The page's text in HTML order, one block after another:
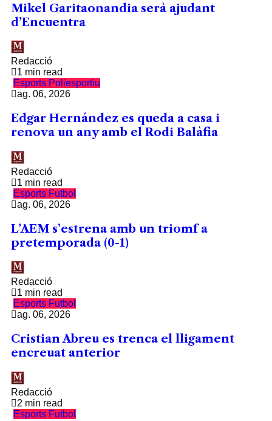
Mikel Garitaonandia serà ajudant
d’Encuentra
Redacció
1 min read
Esports Poliesportiu
ag. 06, 2026
Edgar Hernández es queda a casa i
renova un any amb el Rodi Balàfia
Redacció
1 min read
Esports Futbol
ag. 06, 2026
L’AEM s’estrena amb un triomf a
pretemporada (0-1)
Redacció
1 min read
Esports Futbol
ag. 06, 2026
Cristian Abreu es trenca el lligament
encreuat anterior
Redacció
2 min read
Esports Futbol